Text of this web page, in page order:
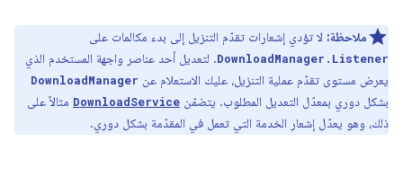
ملاحظة: لا تؤدي إشعارات تقدّم التنزيل إلى بدء مكالمات على
DownloadManager.Listener. لتعديل أحد عناصر واجهة المستخدم الذي
يعرض مستوى تقدّم عملية التنزيل، عليك الاستعلام عن DownloadManager
بشكل دوري بمعدّل التعديل المطلوب. يتضمّن DownloadService مثالاً على
ذلك، وهو يعدّل إشعار الخدمة التي تعمل في المقدّمة بشكل دوري.